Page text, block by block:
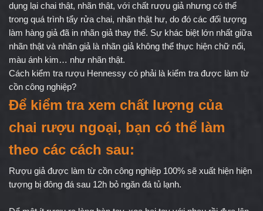
dụng lại chai thật, nhãn thật, với chất rượu giả nhưng có thể
trong quá trình tẩy rửa chai, nhãn thật hư, do đó các đối tượng
làm hàng giả đã in nhãn giả thay thế. Sự khác biệt lớn nhất giữa
nhãn thật và nhãn giả là nhãn giả không thể thực hiện chữ nổi,
màu ánh kim… như nhãn thật.
Cách kiểm tra rượu Hennessy có phải là kiểm tra được làm từ
cồn công nghiệp?
Để kiểm tra xem chất lượng của
chai rượu ngoại, bạn có thể làm
theo các cách sau:
Rượu giả được làm từ cồn công nghiệp 100% sẽ xuất hiện hiện
tượng bị đông đá sau 12h bỏ ngăn đá tủ lạnh.